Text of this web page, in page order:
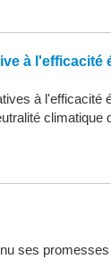
à l'efficacité
à l'efficacité
climatique
ses